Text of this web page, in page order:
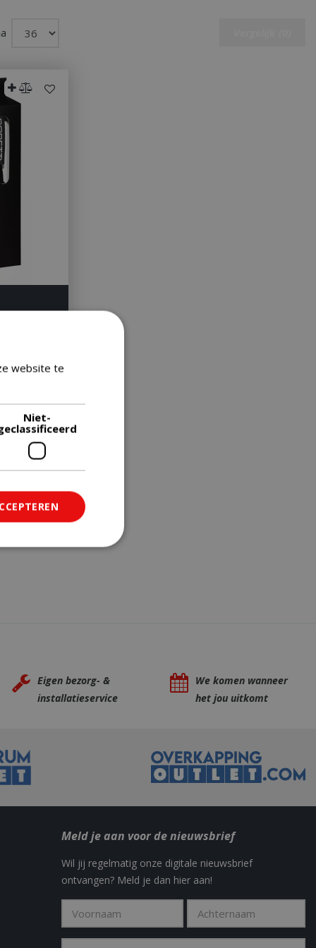
Eigen bezorg- &
installatieservice
We komen wanneer
het jou uitkomt
Meld je aan voor de nieuwsbrief
Wil jij regelmatig onze digitale nieuwsbrief
ontvangen? Meld je dan hier aan!
website te
Niet-
Dit is gunstig
te
van hun
distinguish unique
generated
is included in
used to calculate
is set to expire
with Google
information is
to store and
page visited.
cookie-banner
om